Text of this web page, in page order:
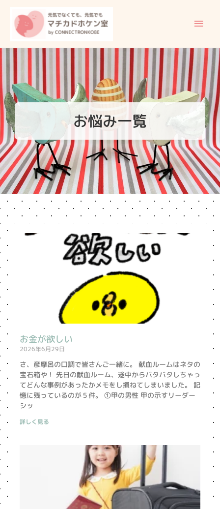
イ
ン
メ
ニ
ー
お悩み一覧
お金が欲しい
2026年6月29日
さ、彦摩呂の口調で皆さんご一緒に。 献血ルームはネタの
宝石箱や！ 先日の献血ルーム、途中からバタバタしちゃっ
てどんな事例があったかメモをし損ねてしまいました。 記
憶に残っているのが５件。 ①甲の男性 甲の示すリーダー
シッ
詳しく見る
ペ
ー
ジ
ー
ジ